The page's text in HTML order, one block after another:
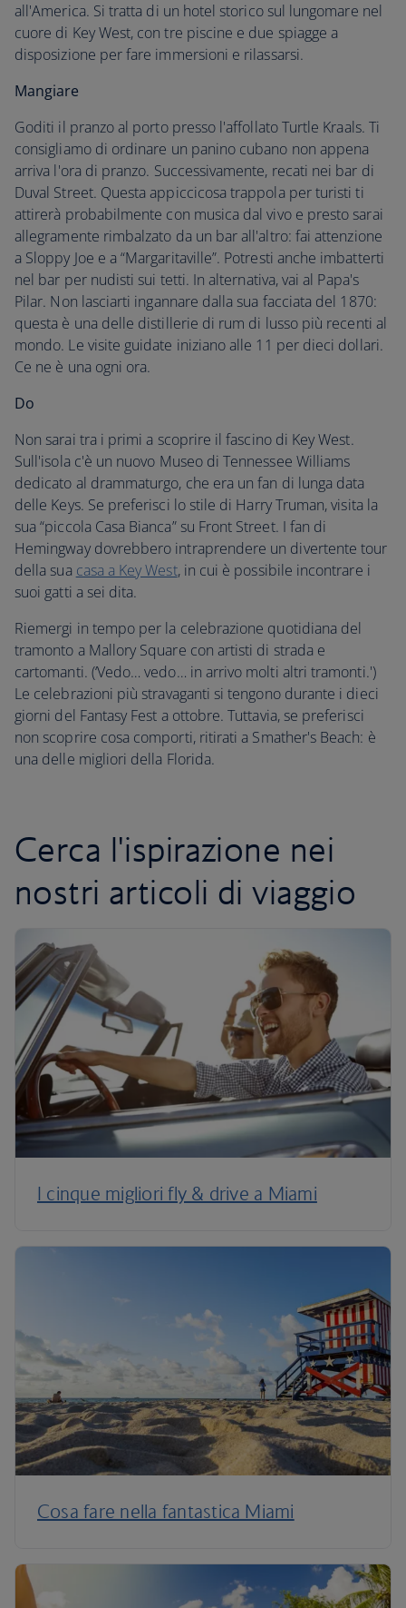
all'America. Si tratta di un hotel storico sul lungomare nel
cuore di Key West, con tre piscine e due spiagge a
disposizione per fare immersioni e rilassarsi.
Mangiare
Goditi il pranzo al porto presso l'affollato Turtle Kraals. Ti
consigliamo di ordinare un panino cubano non appena
arriva l'ora di pranzo. Successivamente, recati nei bar di
Duval Street. Questa appiccicosa trappola per turisti ti
attirerà probabilmente con musica dal vivo e presto sarai
allegramente rimbalzato da un bar all'altro: fai attenzione
a Sloppy Joe e a “Margaritaville”. Potresti anche imbatterti
nel bar per nudisti sui tetti. In alternativa, vai al Papa's
Pilar. Non lasciarti ingannare dalla sua facciata del 1870:
questa è una delle distillerie di rum di lusso più recenti al
mondo. Le visite guidate iniziano alle 11 per dieci dollari.
Ce ne è una ogni ora.
Do
Non sarai tra i primi a scoprire il fascino di Key West.
Sull'isola c'è un nuovo Museo di Tennessee Williams
dedicato al drammaturgo, che era un fan di lunga data
delle Keys. Se preferisci lo stile di Harry Truman, visita la
sua “piccola Casa Bianca” su Front Street. I fan di
Hemingway dovrebbero intraprendere un divertente tour
della sua casa a Key West, in cui è possibile incontrare i
suoi gatti a sei dita.
Riemergi in tempo per la celebrazione quotidiana del
tramonto a Mallory Square con artisti di strada e
cartomanti. (‘Vedo… vedo… in arrivo molti altri tramonti.')
Le celebrazioni più stravaganti si tengono durante i dieci
giorni del Fantasy Fest a ottobre. Tuttavia, se preferisci
non scoprire cosa comporti, ritirati a Smather's Beach: è
una delle migliori della Florida.
Cerca l'ispirazione nei
nostri articoli di viaggio
I cinque migliori fly & drive a Miami
Cosa fare nella fantastica Miami